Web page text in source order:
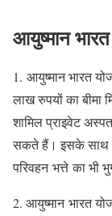
आयुष्मान
1. आयुष्मान भारत
लाख रुपयों का बीमा
शामिल प्राइवेट
सकते हैं। इसके साथ
परिवहन भत्ते का भी
2. आयुष्मान भारत